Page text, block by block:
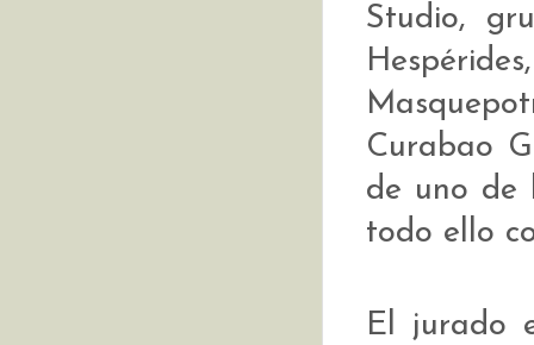
Studio,
Curabao
de uno de
todo ello
El jurado